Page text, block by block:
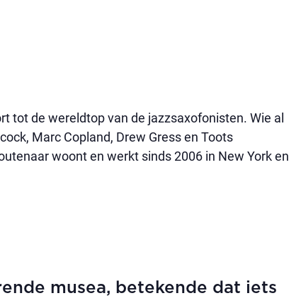
tot de wereldtop van de jazzsaxofonisten. Wie al
Marc Copland, Drew Gress en Toots
woont en werkt sinds 2006 in New York en
musea, betekende dat iets